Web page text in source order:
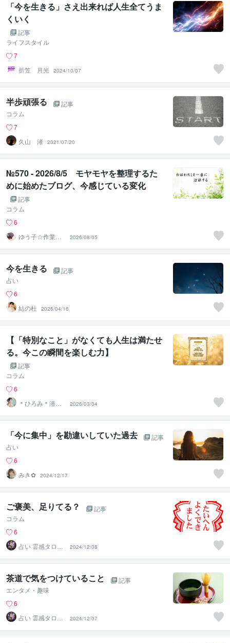
「今を生きる」さえ出来れば人生全てうま
くいく
記事
ライフスタイル
7
折笠 月光 2024/10/07
半歩頑張る
記事
コラム
7
久山 渚 2021/07/20
№570 - 2026/8/5 モヤモヤを整理するた
めに始めたブログ、今感じている変化
記事
コラム
6
ゆう子☆作業療
法士＆ライフコ
ーチ
2026/08/05
今を生きる
記事
占い
6
結の杜
2026/04/16
【「特別なこと」がなくても人生は満たせ
る。今この瞬間を楽しむ力】
記事
コラム
6
＊ひろみ＊潜在
意識覚醒カウン
セラー
2026/03/04
「今に集中」を勘違いしていた過去
記事
占い
6
みき✿ 2024/12/17
ご褒美、足りてる？
記事
コラム
6
占い 霊感タロッ
ト 天神あまがみ
2024/12/08
茶道で気をつけていること
記事
エンタメ・趣味
6
占い 霊感タロッ
ト 天神あまがみ
2024/12/07